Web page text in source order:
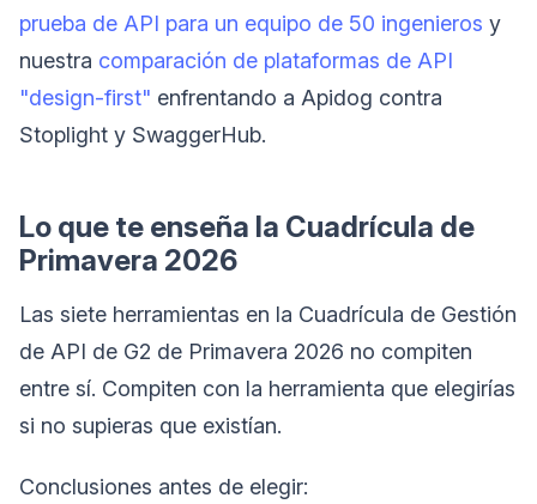
prueba de API para un equipo de 50 ingenieros y
nuestra comparación de plataformas de API
"design-first" enfrentando a Apidog contra
Stoplight y SwaggerHub.
Lo que te enseña la Cuadrícula de
Primavera 2026
Las siete herramientas en la Cuadrícula de Gestión
de API de G2 de Primavera 2026 no compiten
entre sí. Compiten con la herramienta que elegirías
si no supieras que existían.
Conclusiones antes de elegir: